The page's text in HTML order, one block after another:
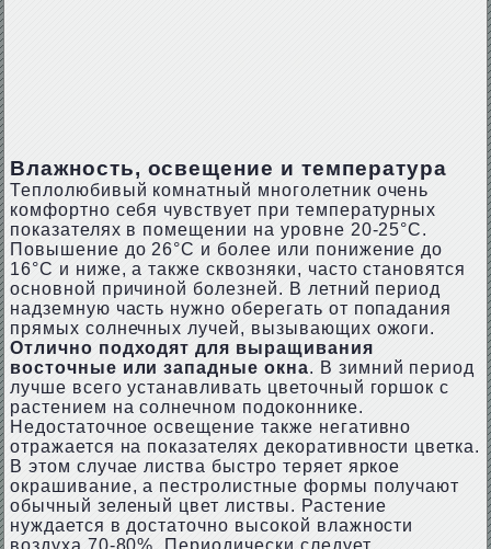
Влажность, освещение и температура
Теплолюбивый комнатный многолетник очень
комфортно себя чувствует при температурных
показателях в помещении на уровне 20-25°C.
Повышение до 26°C и более или понижение до
16°C и ниже, а также сквозняки, часто становятся
основной причиной болезней. В летний период
надземную часть нужно оберегать от попадания
прямых солнечных лучей, вызывающих ожоги.
Отлично подходят для выращивания
восточные или западные окна. В зимний период
лучше всего устанавливать цветочный горшок с
растением на солнечном подоконнике.
Недостаточное освещение также негативно
отражается на показателях декоративности цветка.
В этом случае листва быстро теряет яркое
окрашивание, а пестролистные формы получают
обычный зеленый цвет листвы. Растение
нуждается в достаточно высокой влажности
воздуха 70-80%. Периодически следует